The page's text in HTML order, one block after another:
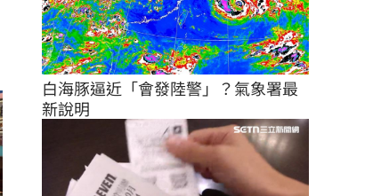
白海豚逼近「會發陸警」？氣象署最
新說明